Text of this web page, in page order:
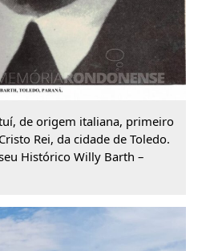
de origem italiana, primeiro
Rei, da cidade de Toledo.
Histórico Willy Barth –